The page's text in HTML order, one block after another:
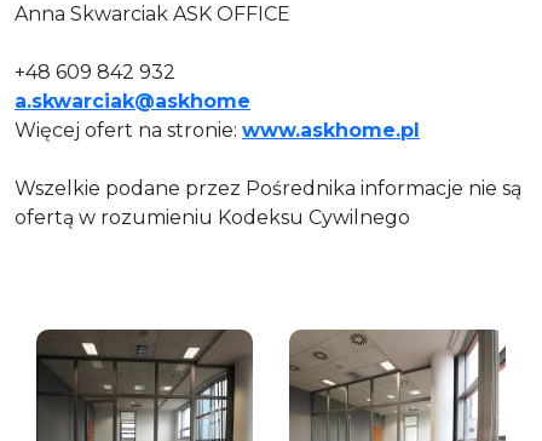
Anna Skwarciak ASK OFFICE
+48 609 842 932
a.skwarciak@askhome
Więcej ofert na stronie: www.askhome.pl
Wszelkie podane przez Pośrednika informacje nie są
ofertą w rozumieniu Kodeksu Cywilnego